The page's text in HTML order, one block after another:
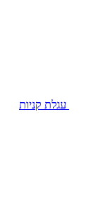
עגלת קניות